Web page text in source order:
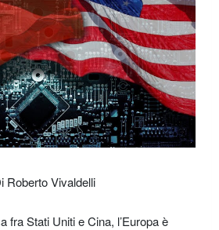
Roberto Vivaldelli
fra Stati Uniti e Cina, l’Europa è